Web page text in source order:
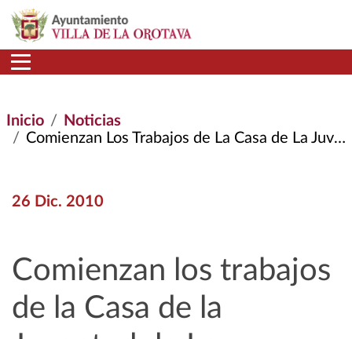
Pasar al contenido principal
Inicio
Noticias
Comienzan Los Trabajos de La Casa de La Juventud de La Orotava, Una de Las Más Multifuncionales de La Isla
26 Dic. 2010
Comienzan los trabajos
de la Casa de la